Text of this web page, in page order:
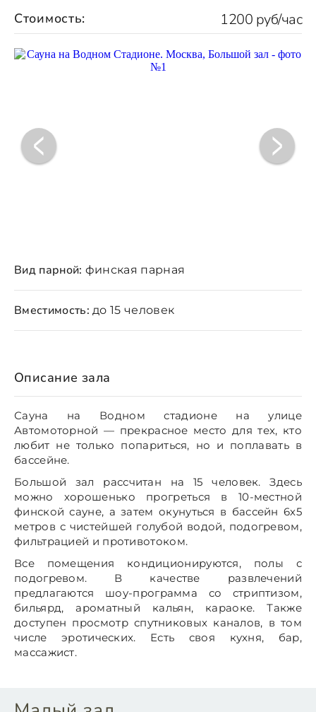
Стоимость: 1200 руб/час
Вид парной: финская парная
Вместимость: до 15 человек
Описание зала
Сауна на Водном стадионе на улице
Автомоторной — прекрасное место для тех, кто
любит не только попариться, но и поплавать в
бассейне.
Большой зал рассчитан на 15 человек. Здесь
можно хорошенько прогреться в 10-местной
финской сауне, а затем окунуться в бассейн 6х5
метров с чистейшей голубой водой, подогревом,
фильтрацией и противотоком.
Все помещения кондиционируются, полы с
подогревом. В качестве развлечений
предлагаются шоу-программа со стриптизом,
бильярд, ароматный кальян, караоке. Также
доступен просмотр спутниковых каналов, в том
числе эротических. Есть своя кухня, бар,
массажист.